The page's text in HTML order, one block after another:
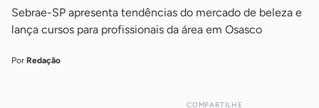
Sebrae-SP apresenta tendências do mercado de beleza e
lança cursos para profissionais da área em Osasco
Por Redação
COMPARTILHE